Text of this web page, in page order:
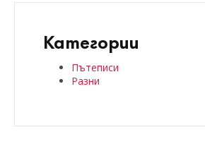
Категории
Пътеписи
Разни